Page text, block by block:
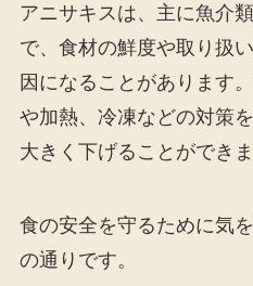
アニサキスは、主に魚介
で、食材の鮮度や取り扱
因になることがあります
や加熱、冷凍などの対策
大きく下げることができま
食の安全を守るために気
の通りです。